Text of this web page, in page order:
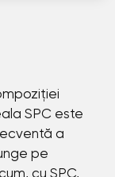
SPC este
a
pe
cu SPC,